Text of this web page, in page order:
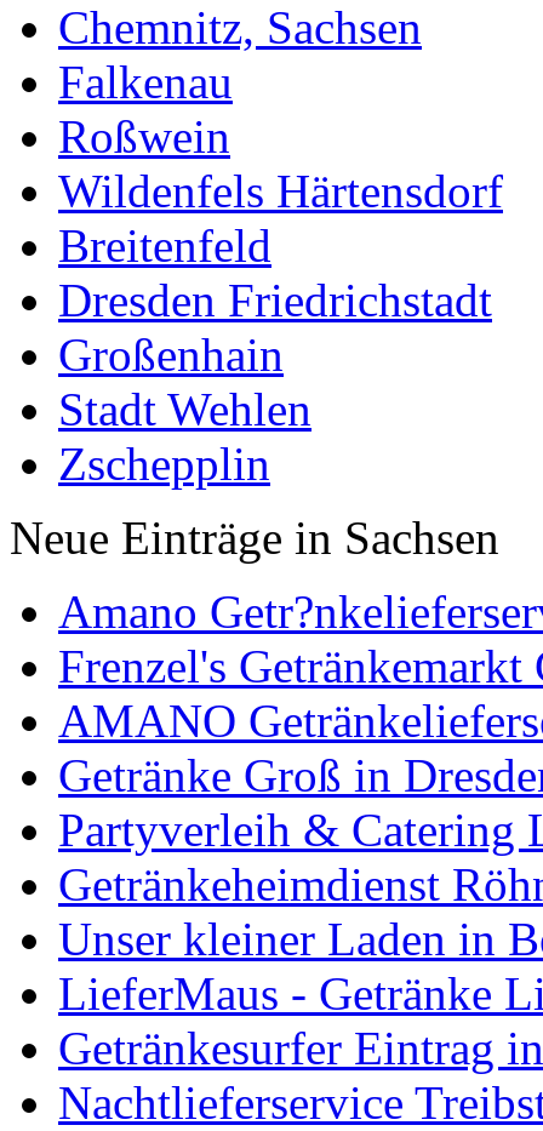
Chemnitz, Sachsen
Falkenau
Roßwein
Wildenfels Härtensdorf
Breitenfeld
Dresden Friedrichstadt
Großenhain
Stadt Wehlen
Zschepplin
Neue Einträge in Sachsen
Amano
Frenzel's
AMANO
Getränke Groß in
Partyverleih & Catering
Getränkeheimdienst
Unser kleiner Laden in
LieferMaus - Getränke
Getränkesurfer Eintrag
Nachtlieferservice